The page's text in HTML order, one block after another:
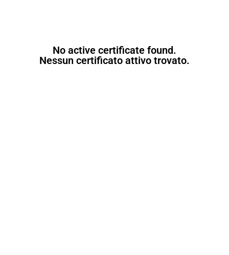
No active certificate found.
Nessun certificato attivo trovato.